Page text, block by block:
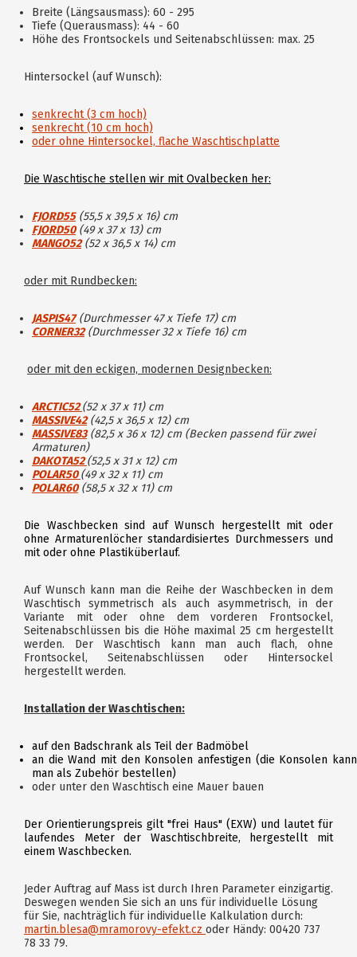
Breite (Längsausmass): 60 - 295
Tiefe (Querausmass): 44 - 60
Höhe des Frontsockels und Seitenabschlüssen: max. 25
Hintersockel (auf Wunsch):
senkrecht (3 cm hoch)
senkrecht (10 cm hoch)
oder ohne Hintersockel, flache Waschtischplatte
Die Waschtische stellen wir mit Ovalbecken her:
FJORD55 (55,5 x 39,5 x 16) cm
FJORD50 (49 x 37 x 13) cm
MANGO52 (52 x 36,5 x 14) cm
oder mit Rundbecken:
JASPIS47(Durchmesser 47 x Tiefe 17) cm
CORNER32(Durchmesser 32 x Tiefe 16) cm
oder mit den eckigen, modernen Designbecken:
ARCTIC52(52 x 37 x 11) cm
MASSIVE42 (42,5 x 36,5 x 12) cm
MASSIVE83 (82,5 x 36 x 12)cm (Becken passend für zwei
Armaturen)
DAKOTA52(52,5 x 31 x 12) cm
POLAR50(49 x 32 x 11) cm
POLAR60 (58,5 x 32 x 11) cm
Die Waschbecken sind auf Wunsch hergestellt mit oder
ohne Armaturenlöcher standardisiertes Durchmessers und
mit oder ohne Plastiküberlauf.
Auf Wunsch kann man die Reihe der Waschbecken in dem
Waschtisch symmetrisch als auch asymmetrisch, in der
Variante mit oder ohne dem vorderen Frontsockel,
Seitenabschlüssen bis die Höhe maximal 25 cm hergestellt
werden. Der Waschtisch kann man auch flach, ohne
Frontsockel, Seitenabschlüssen oder Hintersockel
hergestellt werden.
Installation der Waschtischen:
auf den Badschrank als Teil der Badmöbel
an die Wand mit den Konsolen anfestigen (die Konsolen kann
man als Zubehör bestellen)
oder unter den Waschtisch eine Mauer bauen
Der Orientierungspreis gilt "frei Haus" (EXW) und lautet für
laufendes Meter der Waschtischbreite, hergestellt mit
einem Waschbecken.
Jeder Auftrag auf Mass ist durch Ihren Parameter einzigartig.
Deswegen wenden Sie sich an uns für individuelle Lösung
für Sie, nachträglich für individuelle Kalkulation durch:
martin.blesa@mramorovy-efekt.cz oder Händy: 00420 737
78 33 79.